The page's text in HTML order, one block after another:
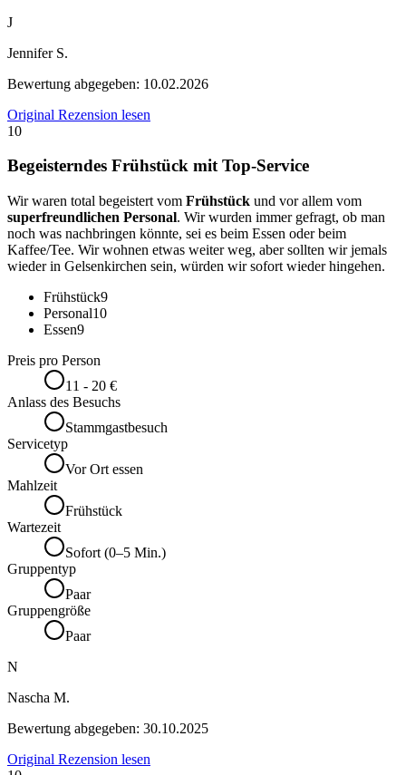
J
Jennifer S.
Bewertung abgegeben: 10.02.2026
Original Rezension lesen
10
Begeisterndes Frühstück mit Top-Service
Wir waren total begeistert vom Frühstück und vor allem vom
superfreundlichen Personal. Wir wurden immer gefragt, ob man
noch was nachbringen könnte, sei es beim Essen oder beim
Kaffee/Tee. Wir wohnen etwas weiter weg, aber sollten wir jemals
wieder in Gelsenkirchen sein, würden wir sofort wieder hingehen.
Frühstück9
Personal10
Essen9
Preis pro Person
11 - 20 €
Anlass des Besuchs
Stammgastbesuch
Servicetyp
Vor Ort essen
Mahlzeit
Frühstück
Wartezeit
Sofort (0–5 Min.)
Gruppentyp
Paar
Gruppengröße
Paar
N
Nascha M.
Bewertung abgegeben: 30.10.2025
Original Rezension lesen